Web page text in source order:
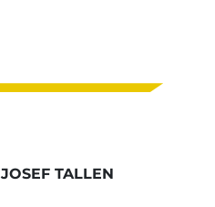
JOSEF TALLEN